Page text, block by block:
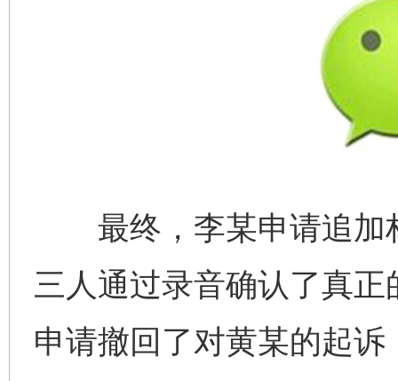
最终，李某申请追加
三人通过录音确认了真
申请撤回了对黄某的起